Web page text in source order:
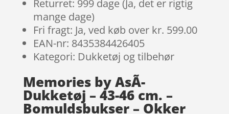
Returret: 999 dage (Ja, det er rigtig
mange dage)
Fri fragt: Ja, ved køb over kr. 599.00
EAN-nr: 8435384426405
Kategori: Dukketøj og tilbehør
Memories by AsÃ­
Dukketøj – 43-46 cm. –
Bomuldsbukser – Okker